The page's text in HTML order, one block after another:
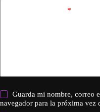
*
Guarda mi nombre, correo
navegador para la próxima vez